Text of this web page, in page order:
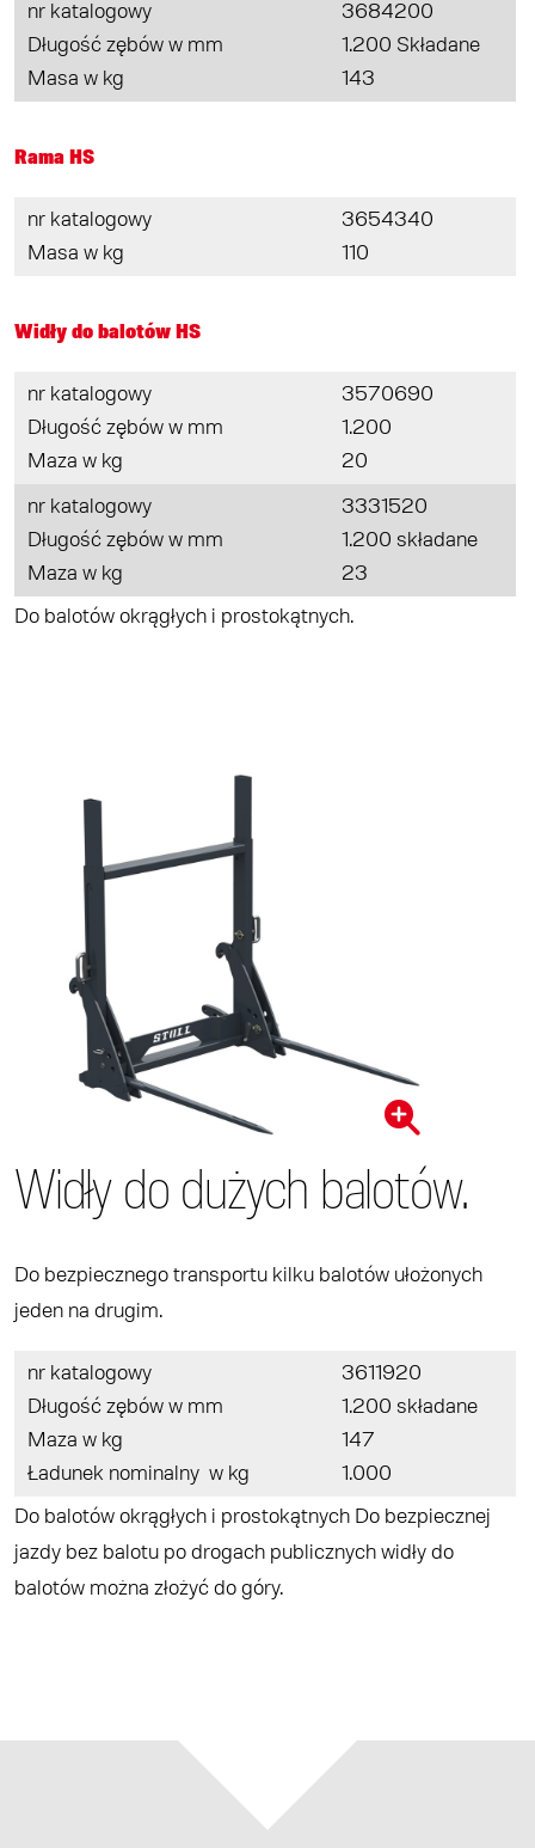
nr katalogowy
3684200
Długość zębów w mm
1.200 Składane
Masa w kg
143
Rama HS
nr katalogowy
3654340
Masa w kg
110
Widły do balotów HS
nr katalogowy
3570690
Długość zębów w mm
1.200
Maza w kg
20
nr katalogowy
3331520
Długość zębów w mm
1.200 składane
Maza w kg
23
Do balotów okrągłych i prostokątnych.
Widły do dużych balotów.
Do bezpiecznego transportu kilku balotów ułożonych
jeden na drugim.
nr katalogowy
3611920
Długość zębów w mm
1.200 składane
Maza w kg
147
Ładunek nominalny w kg
1.000
Do balotów okrągłych i prostokątnych Do bezpiecznej
jazdy bez balotu po drogach publicznych widły do
balotów można złożyć do góry.